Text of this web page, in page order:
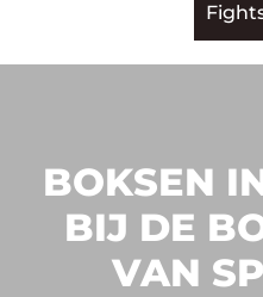
BOKSEN
BIJ DE
VAN